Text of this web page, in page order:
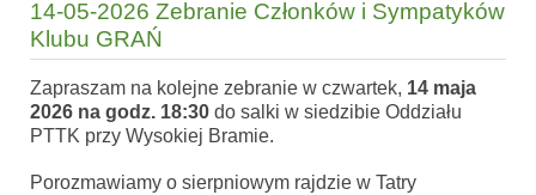
14-05-2026 Zebranie Członków i Sympatyków
Klubu GRAŃ
Zapraszam na kolejne zebranie w czwartek, 14 maja
2026 na godz. 18:30 do salki w siedzibie Oddziału
PTTK przy Wysokiej Bramie.
Porozmawiamy o sierpniowym rajdzie w Tatry